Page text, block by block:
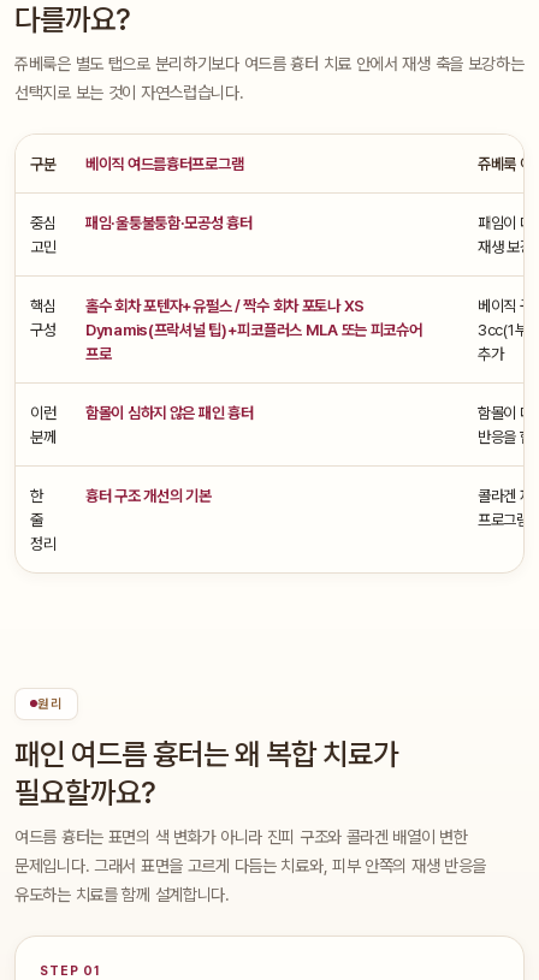
다를까요?
쥬베룩은 별도 탭으로 분리하기보다 여드름 흉터 치료 안에서 재생 축을 보강하는
선택지로 보는 것이 자연스럽습니다.
구분 베이직 여드름흉터프로그램 쥬베룩 여
중심
고민
패임·울퉁불퉁함·모공성 흉터
패임이 더
재생 보강
핵심
구성
홀수 회차 포텐자+유펄스 / 짝수 회차 포토나 XS
Dynamis(프락셔널 팁)+피코플러스 MLA 또는 피코슈어
프로
베이직 구
3cc(1부
추가
이런
분께
함몰이 심하지 않은 패인 흉터
함몰이 더
반응을 함
한
줄
정리
흉터 구조 개선의 기본
콜라겐 재
프로그램
원리
패인 여드름 흉터는 왜 복합 치료가
필요할까요?
여드름 흉터는 표면의 색 변화가 아니라 진피 구조와 콜라겐 배열이 변한
문제입니다. 그래서 표면을 고르게 다듬는 치료와, 피부 안쪽의 재생 반응을
유도하는 치료를 함께 설계합니다.
STEP 01